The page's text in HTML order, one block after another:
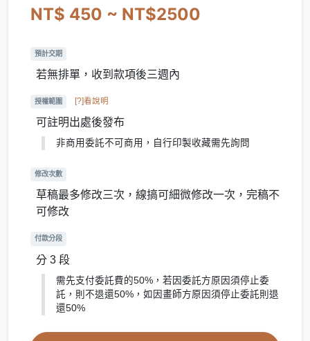
NT$ 450 ~ NT$2500
預計交期
若無排單，收到款項後三週內
授權範圍 [?]看說明
可註明出處後發布
非商用委託不可商用，自行印製收藏需先詢問
修改次數
草稿最多修改三次，線搞可細微修改一次，完稿不
可修改
付款分段
分 3 段
需先支付委託費的50%，若因委託方原因須停止委
託，則不退還50%，如因畫師方原因須停止委託則退
還50%